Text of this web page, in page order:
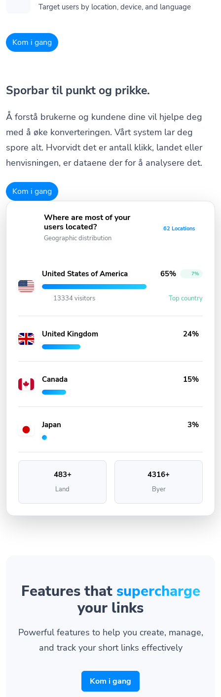
Target users by location, device, and language
Kom i gang
Sporbar til punkt og prikke.
Å forstå brukerne og kundene dine vil hjelpe deg
med å øke konverteringen. Vårt system lar deg
spore alt. Hvorvidt det er antall klikk, landet eller
henvisningen, er dataene der for å analysere det.
Kom i gang
Where are most of your
users located?
Geographic distribution
62 Locations
United States of America 65% 7%
13334 visitors Top country
United Kingdom 24%
Canada 15%
Japan 3%
483+
Land
4316+
Byer
Features that supercharge
your links
Powerful features to help you create, manage,
and track your short links effectively
Kom i gang